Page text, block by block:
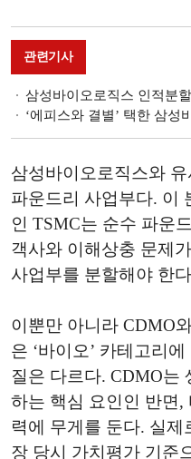
관련기사
삼성바이오로직스 인적분할…증권가 "
‘에피스와 결별’ 택한 삼성바이
삼성바이오로직스와
파운드리 사업부다. 이
인 TSMC는 순수 파운
객사와 이해상충 문제
사업부를 분할해야 한
이뿐만 아니라 CDMO
은 ‘바이오’ 카테고리
질은 다르다. CDMO는
하는 핵심 요인인 반면,
력에 무게를 둔다. 실
장 당시 가치평가 기준